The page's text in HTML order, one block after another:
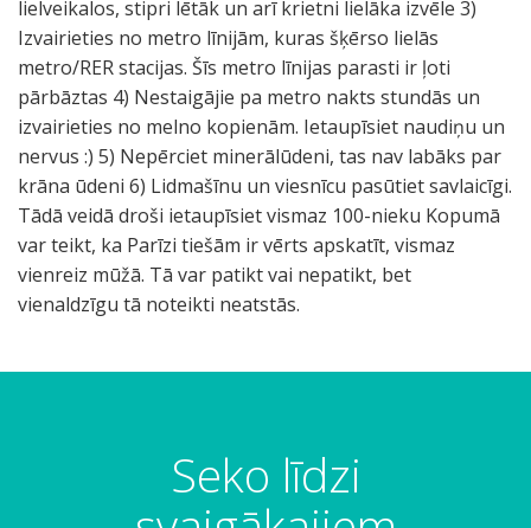
lielveikalos, stipri lētāk un arī krietni lielāka izvēle 3)
Izvairieties no metro līnijām, kuras šķērso lielās
metro/RER stacijas. Šīs metro līnijas parasti ir ļoti
pārbāztas 4) Nestaigājie pa metro nakts stundās un
izvairieties no melno kopienām. Ietaupīsiet naudiņu un
nervus :) 5) Nepērciet minerālūdeni, tas nav labāks par
krāna ūdeni 6) Lidmašīnu un viesnīcu pasūtiet savlaicīgi.
Tādā veidā droši ietaupīsiet vismaz 100-nieku Kopumā
var teikt, ka Parīzi tiešām ir vērts apskatīt, vismaz
vienreiz mūžā. Tā var patikt vai nepatikt, bet
vienaldzīgu tā noteikti neatstās.
Seko līdzi